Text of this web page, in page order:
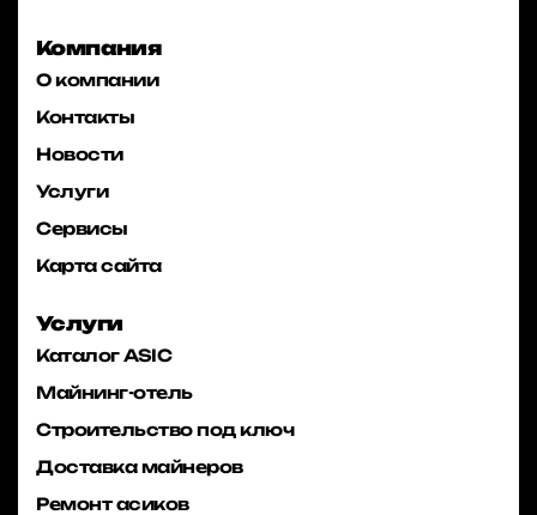
Компания
О компании
Контакты
Новости
Услуги
Сервисы
Карта сайта
Услуги
Каталог ASIC
Майнинг-отель
Строительство под ключ
Доставка майнеров
Ремонт асиков